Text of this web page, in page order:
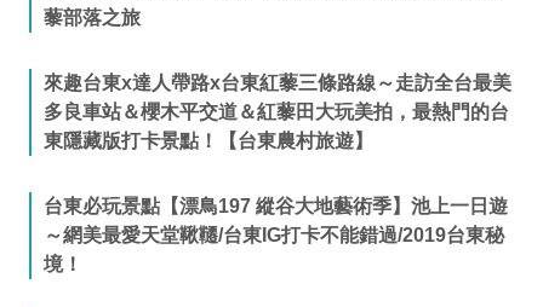
藜部落之旅
來趣台東x達人帶路x台東紅藜三條路線～走訪全台最美
多良車站＆櫻木平交道＆紅藜田大玩美拍，最熱門的台
東隱藏版打卡景點！【台東農村旅遊】
台東必玩景點【漂鳥197 縱谷大地藝術季】池上一日遊
～網美最愛天堂鞦韆/台東IG打卡不能錯過/2019台東秘
境！